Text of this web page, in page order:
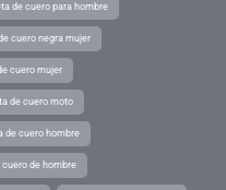
de cuero para hombre
cuero negra mujer
cuero mujer
de cuero moto
de cuero hombre
de hombre